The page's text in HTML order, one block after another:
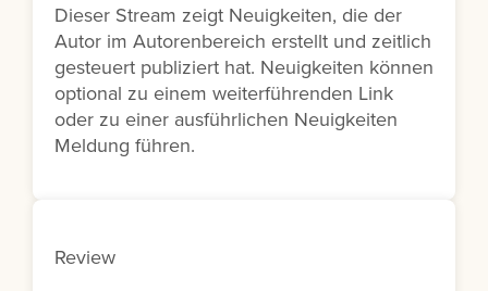
Dieser Stream zeigt Neuigkeiten, die der
Autor im Autorenbereich erstellt und zeitlich
gesteuert publiziert hat. Neuigkeiten können
optional zu einem weiterführenden Link
oder zu einer ausführlichen Neuigkeiten
Meldung führen.
Review